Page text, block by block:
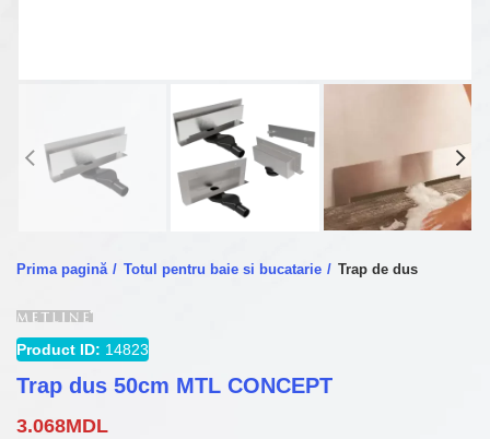
Prima pagină Totul pentru baie si bucatarie Trap de dus
Product ID: 14823
Trap dus 50cm MTL CONCEPT
3.068MDL